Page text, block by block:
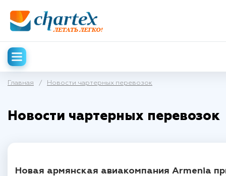
Главная / Новости чартерных перевозок
Новости чартерных перевозок
Новая армянская авиакомпания Armenia